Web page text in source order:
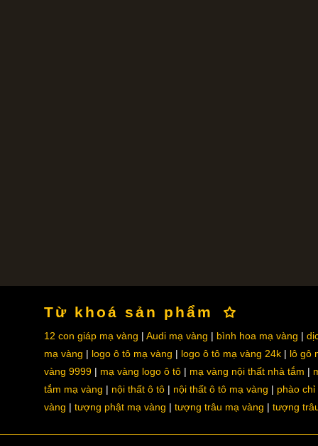
Từ khoá sản phẩm
12 con giáp mạ vàng Audi mạ vàng bình hoa mạ vàng
mạ vàng
logo ô tô mạ vàng logo ô tô mạ vàng 24k
lô gô
vàng 9999
mạ vàng logo ô tô mạ vàng nội thất nhà tắm
tắm mạ vàng
nội thất ô tô nội thất ô tô mạ vàng
phào chỉ
vàng
tượng phật mạ vàng tượng trâu mạ vàng tượng